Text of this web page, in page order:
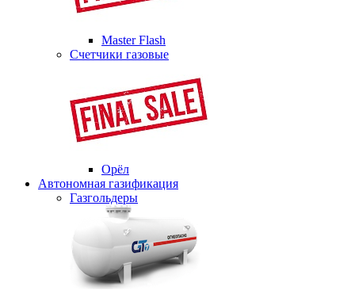
Master Flash
Счетчики газовые
Орёл
Автономная газификация
Газгольдеры